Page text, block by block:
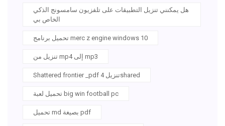
هل يمكنني تنزيل التطبيقات على تلفزيون سامسونج الذكي
الخاص بي
تحميل برنامج merc z engine windows 10
تنزيل من mp4 إلى mp3
Shattered frontier _pdf تنزيل 4shared
تحميل لعبة big win football pc
تحميل md بصيغة pdf